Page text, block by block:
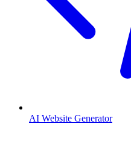
AI Website Generator